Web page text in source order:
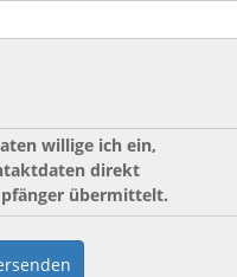
willige ich ein,
direkt
übermittelt.